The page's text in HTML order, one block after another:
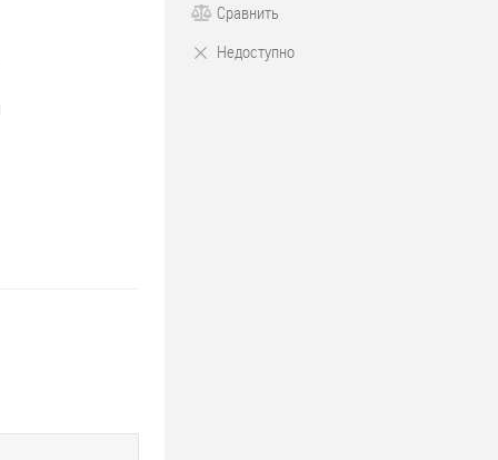
Сравнить
Недоступно